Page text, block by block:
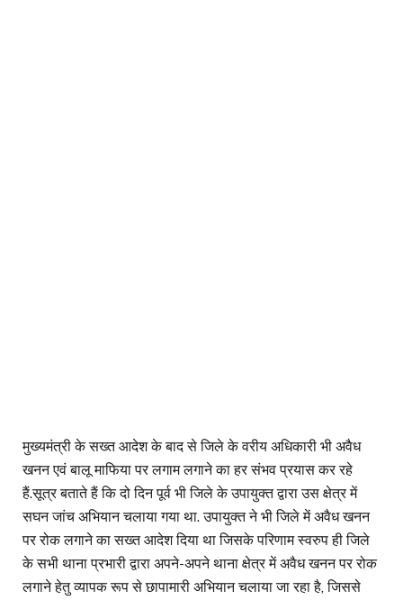
मुख्यमंत्री के सख्त आदेश के बाद से जिले के वरीय अधिकारी भी अवैध
खनन एवं बालू माफिया पर लगाम लगाने का हर संभव प्रयास कर रहे
हैं.सूत्र बताते हैं कि दो दिन पूर्व भी जिले के उपायुक्त द्वारा उस क्षेत्र में
सघन जांच अभियान चलाया गया था. उपायुक्त ने भी जिले में अवैध खनन
पर रोक लगाने का सख्त आदेश दिया था जिसके परिणाम स्वरुप ही जिले
के सभी थाना प्रभारी द्वारा अपने-अपने थाना क्षेत्र में अवैध खनन पर रोक
लगाने हेतु व्यापक रूप से छापामारी अभियान चलाया जा रहा है, जिससे